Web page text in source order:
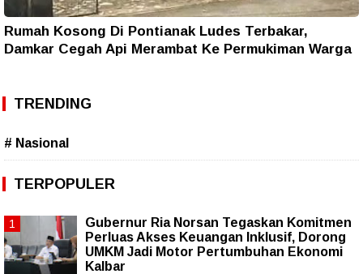
Rumah Kosong Di Pontianak Ludes Terbakar,
Damkar Cegah Api Merambat Ke Permukiman Warga
TRENDING
# Nasional
TERPOPULER
Gubernur Ria Norsan Tegaskan Komitmen
Perluas Akses Keuangan Inklusif, Dorong
UMKM Jadi Motor Pertumbuhan Ekonomi
Kalbar